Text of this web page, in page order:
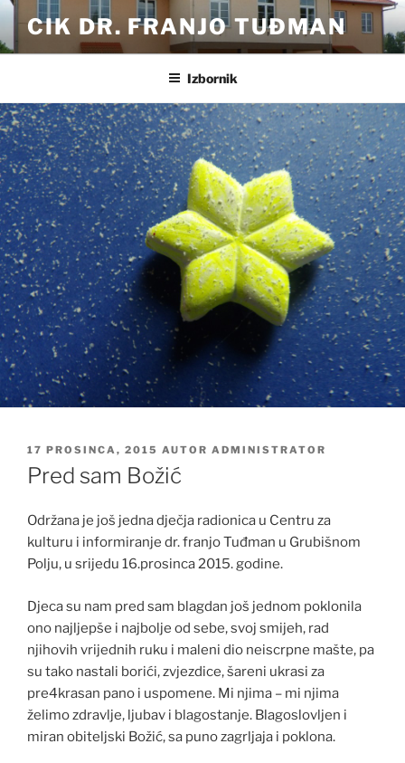
Preskoči
sadržaj
CIK DR. FRANJO TUĐMAN
Izbornik
OBJAVLJENO
17 PROSINCA, 2015 AUTOR ADMINISTRATOR
Pred sam Božić
Održana je još jedna dječja radionica u Centru za
kulturu i informiranje dr. franjo Tuđman u Grubišnom
Polju, u srijedu 16.prosinca 2015. godine.
Djeca su nam pred sam blagdan još jednom poklonila
ono najljepše i najbolje od sebe, svoj smijeh, rad
njihovih vrijednih ruku i maleni dio neiscrpne mašte, pa
su tako nastali borići, zvjezdice, šareni ukrasi za
pre4krasan pano i uspomene. Mi njima – mi njima
želimo zdravlje, ljubav i blagostanje. Blagoslovljen i
miran obiteljski Božić, sa puno zagrljaja i poklona.